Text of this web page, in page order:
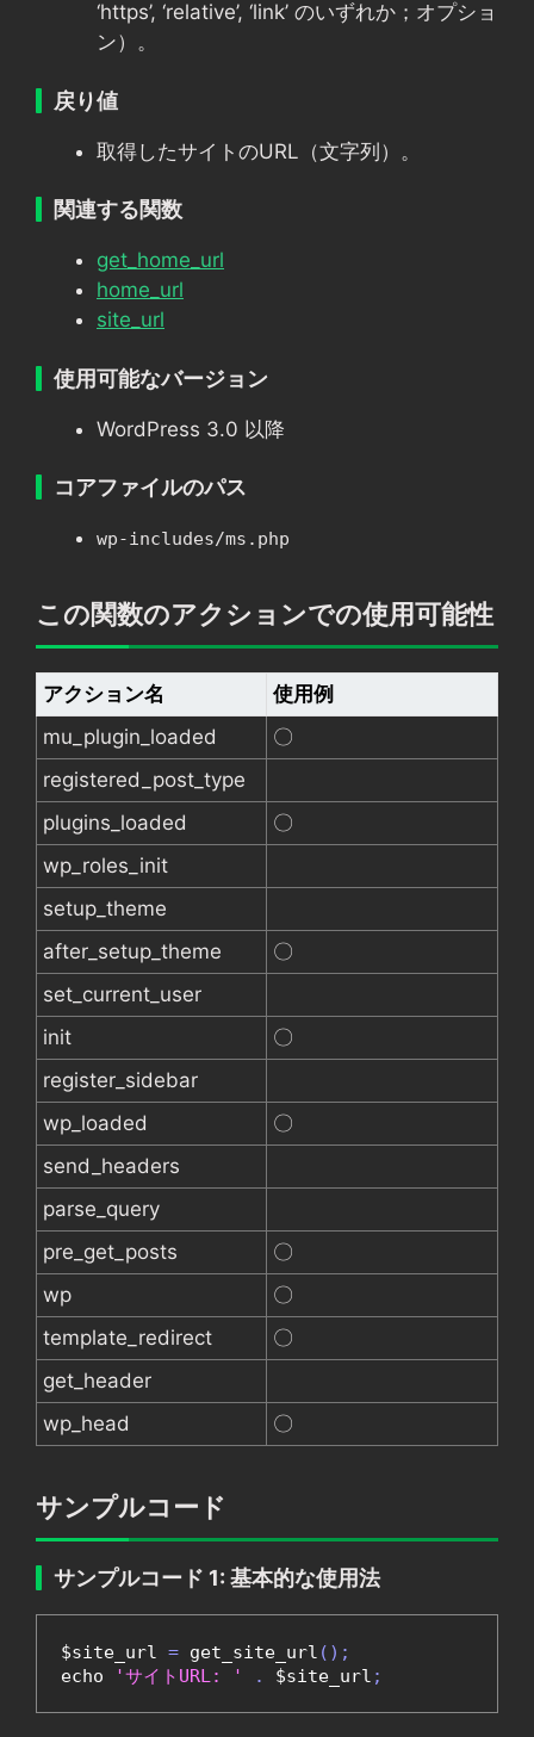
‘https’, ‘relative’, ‘link’ のいずれか；オプショ
ン）。
戻り値
取得したサイトのURL（文字列）。
関連する関数
get_home_url
home_url
site_url
使用可能なバージョン
WordPress 3.0 以降
コアファイルのパス
wp-includes/ms.php
この関数のアクションでの使用可能性
アクション名
使用例
mu_plugin_loaded
〇
registered_post_type
plugins_loaded
〇
wp_roles_init
setup_theme
after_setup_theme
〇
set_current_user
init
〇
register_sidebar
wp_loaded
〇
send_headers
parse_query
pre_get_posts
〇
wp
〇
template_redirect
〇
get_header
wp_head
〇
サンプルコード
サンプルコード 1: 基本的な使用法
$site_url = get_site_url ();
echo
'サイトURL: ' . $site_url ;